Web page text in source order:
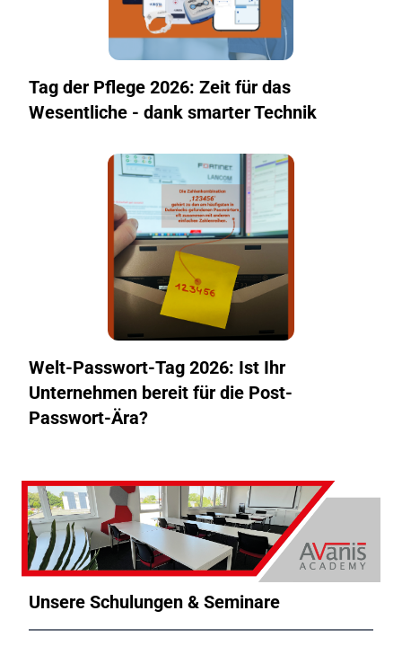
Tag der Pflege 2026: Zeit für das
Wesentliche - dank smarter Technik
Welt-Passwort-Tag 2026: Ist Ihr
Unternehmen bereit für die Post-
Passwort-Ära?
Unsere Schulungen & Seminare